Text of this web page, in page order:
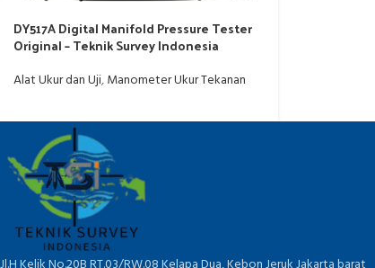
DY517A Digital Manifold Pressure Tester
Original – Teknik Survey Indonesia
Alat Ukur dan Uji,Manometer Ukur Tekanan